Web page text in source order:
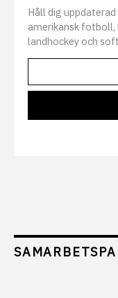
Håll dig
amerikansk
landhockey och